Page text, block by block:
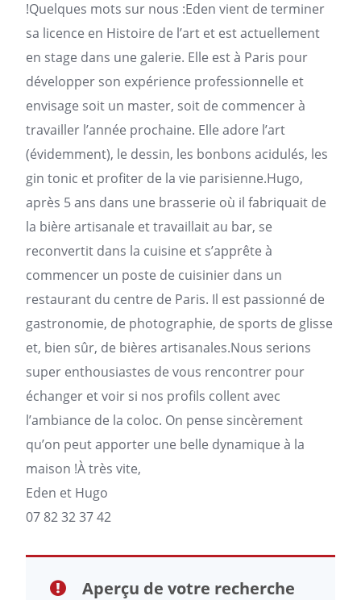
!Quelques mots sur nous :Eden vient de terminer
sa licence en Histoire de l’art et est actuellement
en stage dans une galerie. Elle est à Paris pour
développer son expérience professionnelle et
envisage soit un master, soit de commencer à
travailler l’année prochaine. Elle adore l’art
(évidemment), le dessin, les bonbons acidulés, les
gin tonic et profiter de la vie parisienne.Hugo,
après 5 ans dans une brasserie où il fabriquait de
la bière artisanale et travaillait au bar, se
reconvertit dans la cuisine et s’apprête à
commencer un poste de cuisinier dans un
restaurant du centre de Paris. Il est passionné de
gastronomie, de photographie, de sports de glisse
et, bien sûr, de bières artisanales.Nous serions
super enthousiastes de vous rencontrer pour
échanger et voir si nos profils collent avec
l’ambiance de la coloc. On pense sincèrement
qu’on peut apporter une belle dynamique à la
maison !À très vite,
Eden et Hugo
07 82 32 37 42
Aperçu de votre recherche